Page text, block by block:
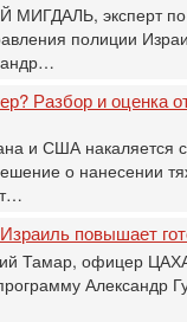
МИГДАЛЬ, эксперт по
полиции
Разбор и оценка
и США
о нанесении
повышает
Тамар, офицер
Александр